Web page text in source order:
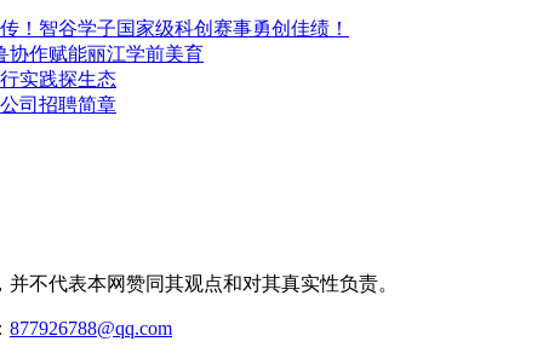
！智谷学子国家级科创赛事勇创佳绩！
协作赋能丽江学前美育
实践探生态
司招聘简章
不代表本网赞同其观点和对其真实性负责。
877926788@qq.com